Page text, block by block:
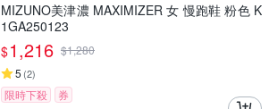
MIZUNO美津濃 MAXIMIZER 女 慢跑鞋 粉色 K
1GA250123
$1,216 $1,280
5 (2)
限時下殺 券